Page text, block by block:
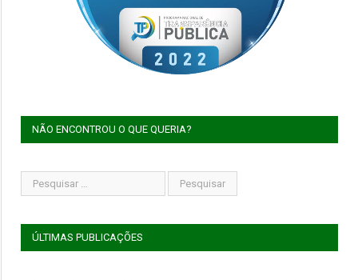
NÃO ENCONTROU O QUE QUERIA?
ÚLTIMAS PUBLICAÇÕES